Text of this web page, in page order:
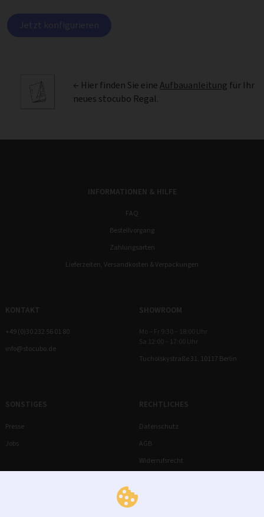
Jetzt konfigurieren
← Hier finden Sie eineAufbauanleitung für Ihr
neues stocubo Regal.
INFORMATIONEN & HILFE
FAQ
Bestellvorgang
Zahlungsarten
Lieferzeiten, Versandkosten & Verpackungen
KONTAKT
+49 (0)30 232 56 01 80
info@stocubo.de
SHOWROOM
Mo – Fr 9:30 – 18:00 Uhr
Sa 12:00 – 17:00 Uhr
Tucholskystraße 31, 10117 Berlin
SONSTIGES
Presse
Jobs
RECHTLICHES
Datenschutz
AGB
Widerrufsrecht